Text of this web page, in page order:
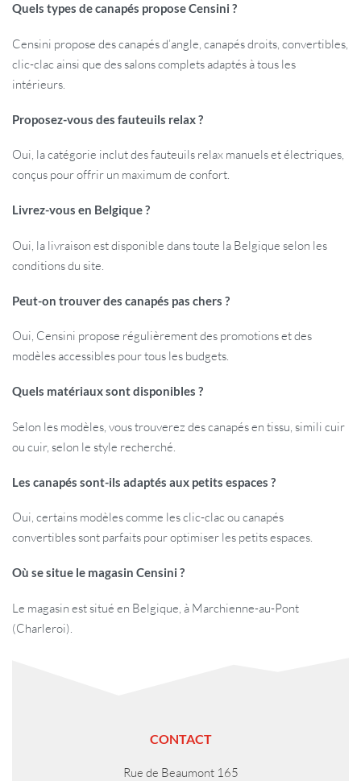
Quels types de canapés propose Censini ?
Censini propose des canapés d’angle, canapés droits, convertibles,
clic-clac ainsi que des salons complets adaptés à tous les
intérieurs.
Proposez-vous des fauteuils relax ?
Oui, la catégorie inclut des fauteuils relax manuels et électriques,
conçus pour offrir un maximum de confort.
Livrez-vous en Belgique ?
Oui, la livraison est disponible dans toute la Belgique selon les
conditions du site.
Peut-on trouver des canapés pas chers ?
Oui, Censini propose régulièrement des promotions et des
modèles accessibles pour tous les budgets.
Quels matériaux sont disponibles ?
Selon les modèles, vous trouverez des canapés en tissu, simili cuir
ou cuir, selon le style recherché.
Les canapés sont-ils adaptés aux petits espaces ?
Oui, certains modèles comme les clic-clac ou canapés
convertibles sont parfaits pour optimiser les petits espaces.
Où se situe le magasin Censini ?
Le magasin est situé en Belgique, à Marchienne-au-Pont
(Charleroi).
CONTACT
Rue de Beaumont 165